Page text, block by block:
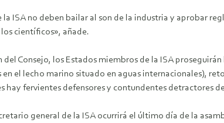
la ISA no deben bailar al son de la industria y aprobar
científicos», añade.
del Consejo, los Estados miembros de la ISA
en el lecho marino situado en aguas internacionales),
hay fervientes defensores y contundentes detractores
general de la ISA ocurrirá el último día de la